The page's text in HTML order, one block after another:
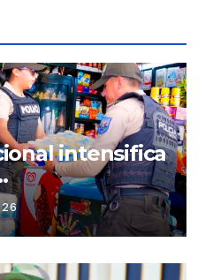
intensifica
y espacios
684
zonas
de